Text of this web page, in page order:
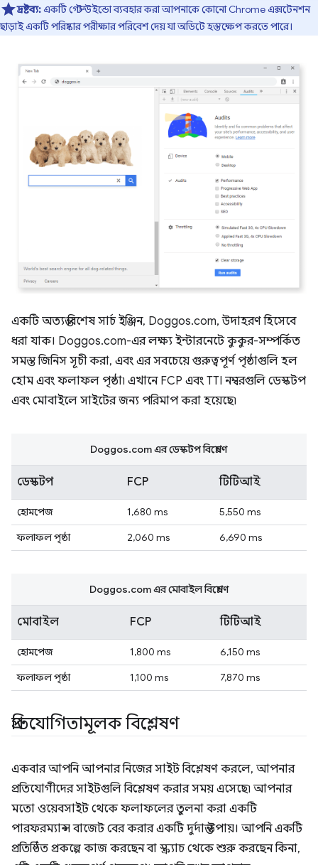
দ্রষ্টব্য:একটি গেস্ট উইন্ডো ব্যবহার করা আপনাকে কোনো Chrome এক্সটেনশন
ছাড়াই একটি পরিষ্কার পরীক্ষার পরিবেশ দেয় যা অডিটে হস্তক্ষেপ করতে পারে।
একটি অত্যন্ত বিশেষ সার্চ ইঞ্জিন, Doggos.com, উদাহরণ হিসেবে
ধরা যাক। Doggos.com-এর লক্ষ্য ইন্টারনেটে কুকুর-সম্পর্কিত
সমস্ত জিনিস সূচী করা, এবং এর সবচেয়ে গুরুত্বপূর্ণ পৃষ্ঠাগুলি হল
হোম এবং ফলাফল পৃষ্ঠা৷ এখানে FCP এবং TTI নম্বরগুলি ডেস্কটপ
এবং মোবাইলে সাইটের জন্য পরিমাপ করা হয়েছে৷
ডেস্কটপ FCP টিটিআই
হোমপেজ 1,680 ms
5,550 ms
ফলাফল পৃষ্ঠা
2,060 ms 6,690 ms
Doggos.com এর ডেস্কটপ বিশ্লেষণ
মোবাইল FCP টিটিআই
হোমপেজ 1,800 ms
6,150 ms
ফলাফল পৃষ্ঠা
1,100 ms 7,870 ms
Doggos.com এর মোবাইল বিশ্লেষণ
প্রতিযোগিতামূলক বিশ্লেষণ
একবার আপনি আপনার নিজের সাইট বিশ্লেষণ করলে, আপনার
প্রতিযোগীদের সাইটগুলি বিশ্লেষণ করার সময় এসেছে৷ আপনার
মতো ওয়েবসাইট থেকে ফলাফলের তুলনা করা একটি
পারফরম্যান্স বাজেট বের করার একটি দুর্দান্ত উপায়। আপনি একটি
প্রতিষ্ঠিত প্রকল্পে কাজ করছেন বা স্ক্র্যাচ থেকে শুরু করছেন কিনা,